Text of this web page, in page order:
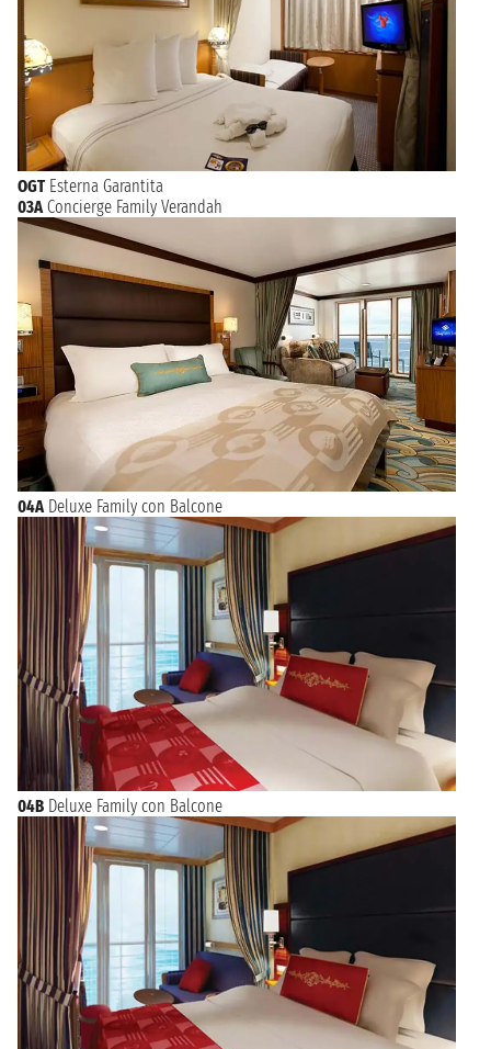
OGT Esterna Garantita
03A Concierge Family Verandah
04A Deluxe Family con Balcone
04B Deluxe Family con Balcone